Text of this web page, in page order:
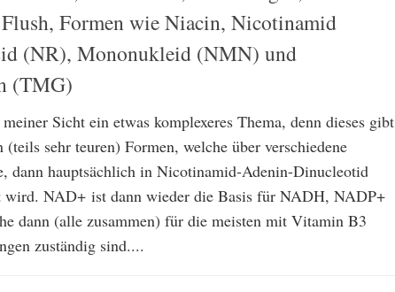
Formen wie Niacin, Nicotinamid
(NR), Mononukleid (NMN) und
(TMG)
Sicht ein etwas komplexeres Thema, denn dieses gibt
(teils sehr teuren) Formen, welche über verschiedene
dann hauptsächlich in Nicotinamid-Adenin-Dinucleotid
wird. NAD+ ist dann wieder die Basis für NADH, NADP+
dann (alle zusammen) für die meisten mit Vitamin B3
zuständig sind....